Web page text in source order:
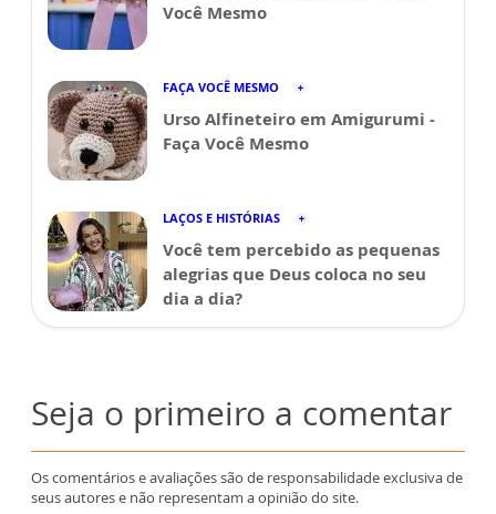
Você Mesmo
FAÇA VOCÊ MESMO
Urso Alfineteiro em Amigurumi -
Faça Você Mesmo
LAÇOS E HISTÓRIAS
Você tem percebido as pequenas
alegrias que Deus coloca no seu
dia a dia?
Seja o primeiro a comentar
Os comentários e avaliações são de responsabilidade exclusiva de
seus autores e não representam a opinião do site.